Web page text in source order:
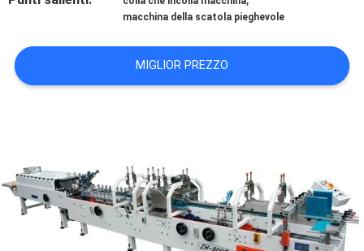
CITAZIONE
MAPPA
DEL
PRIVACY
POLICY
macchina della scatola pieghevole
MIGLIOR PREZZO